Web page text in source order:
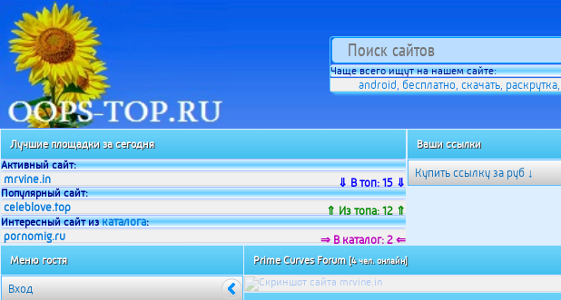
Чаще всего ищут на нашем сайте:
android, бесплатно, скачать, раскрутка,
Лучшие площадки за сегодня
Активный сайт:
mrvine.in ⇓ В топ: 15 ⇓
Популярный сайт:
celeblove.top ⇑ Из топа: 12 ⇑
Интересный сайт изкаталога:
pornomig.ru ⇒ В каталог: 2 ⇐
Ваши ссылки
Купить ссылку за руб ↓
Меню гостя
Вход
Prime Curves Forum [4 чел. онлайн]